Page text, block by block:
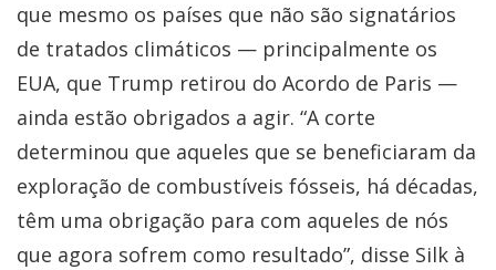
que mesmo os países que não são signatários
de tratados climáticos — principalmente os
EUA, que Trump retirou do Acordo de Paris —
ainda estão obrigados a agir. “A corte
determinou que aqueles que se beneficiaram da
exploração de combustíveis fósseis, há décadas,
têm uma obrigação para com aqueles de nós
que agora sofrem como resultado”, disse Silk à